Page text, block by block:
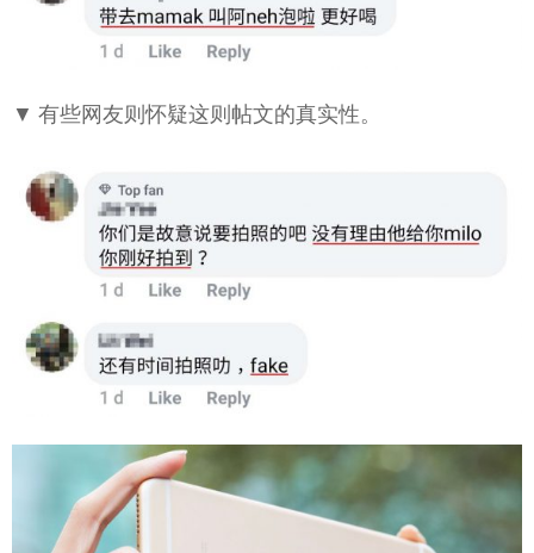
▼ 有些网友则怀疑这则帖文的真实性。